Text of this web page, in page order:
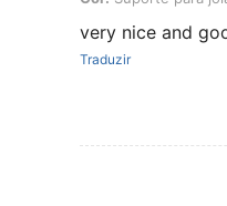
very nice and
Traduzir